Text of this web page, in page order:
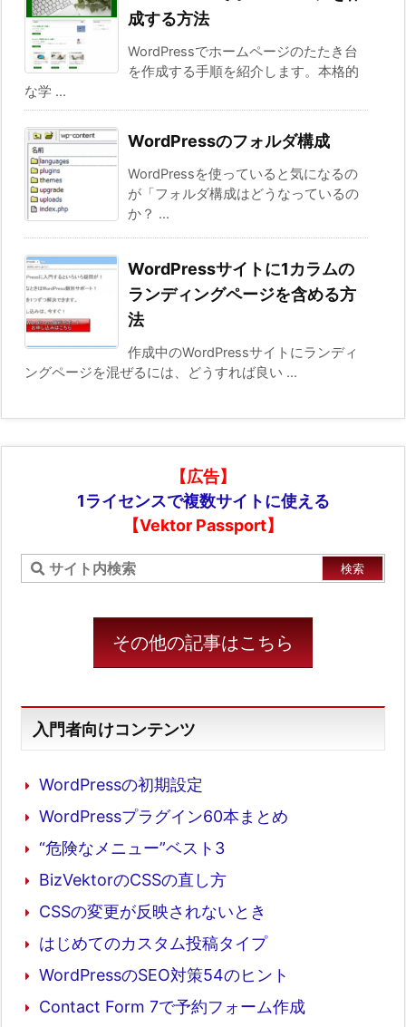
成する方法
WordPressでホームページのたたき台
を作成する手順を紹介します。本格的
な学 ...
WordPressのフォルダ構成
WordPressを使っていると気になるの
が「フォルダ構成はどうなっているの
か？ ...
WordPressサイトに1カラムの
ランディングページを含める方
法
作成中のWordPressサイトにランディ
ングページを混ぜるには、どうすれば良い ...
【広告】
1ライセンスで複数サイトに使える
【Vektor Passport】
その他の記事はこちら
入門者向けコンテンツ
WordPressの初期設定
WordPressプラグイン60本まとめ
“危険なメニュー”ベスト3
BizVektorのCSSの直し方
CSSの変更が反映されないとき
はじめてのカスタム投稿タイプ
WordPressのSEO対策54のヒント
Contact Form 7で予約フォーム作成